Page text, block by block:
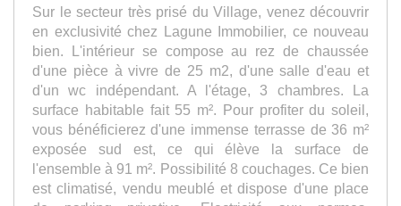
Sur le secteur très prisé du Village, venez découvrir
en exclusivité chez Lagune Immobilier, ce nouveau
bien. L'intérieur se compose au rez de chaussée
d'une pièce à vivre de 25 m2, d'une salle d'eau et
d'un wc indépendant. A l'étage, 3 chambres. La
surface habitable fait 55 m². Pour profiter du soleil,
vous bénéficierez d'une immense terrasse de 36 m²
exposée sud est, ce qui élève la surface de
l'ensemble à 91 m². Possibilité 8 couchages. Ce bien
est climatisé, vendu meublé et dispose d'une place